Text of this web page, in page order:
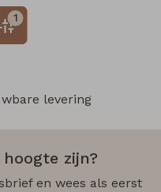
1
levering
zijn?
en wees als eerst